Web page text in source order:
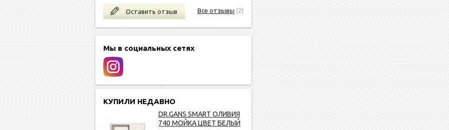
Оставить отзыв Все отзывы (2)
Мы в социальных сетях
КУПИЛИ НЕДАВНО
DR.GANS SMART ОЛИВИЯ
740 МОЙКА ЦВЕТ БЕЛЫЙ